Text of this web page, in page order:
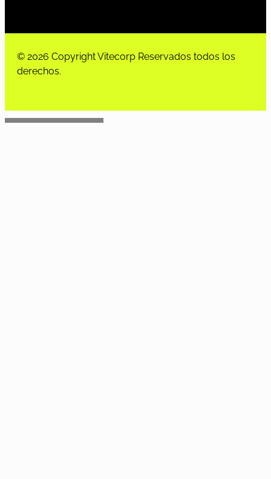
© 2026 Copyright Vitecorp Reservados todos los
derechos.